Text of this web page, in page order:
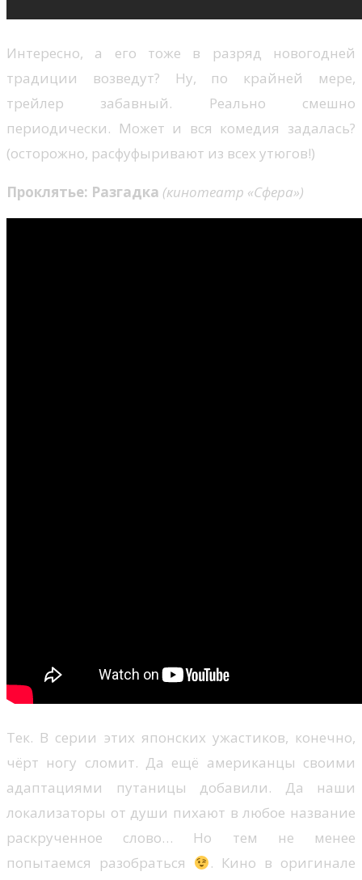
Интересно, а его тоже в разряд новогодней
традиции возведут? Ну, по крайней мере,
трейлер забавный. Реально смешно
периодически. Может и вся комедия задалась?
(осторожно, расфуфыривают из всех утюгов!)
Проклятье: Разгадка (кинотеатр «Сфера»)
Тек. В серии этих японских ужастиков, конечно,
чёрт ногу сломит. Да ещё американцы своими
адаптациями путаницы добавили. Да наши
локализаторы от души пихают в любое название
раскрученное слово… Но тем не менее
попытаемся разобраться
. Кино в оригинале